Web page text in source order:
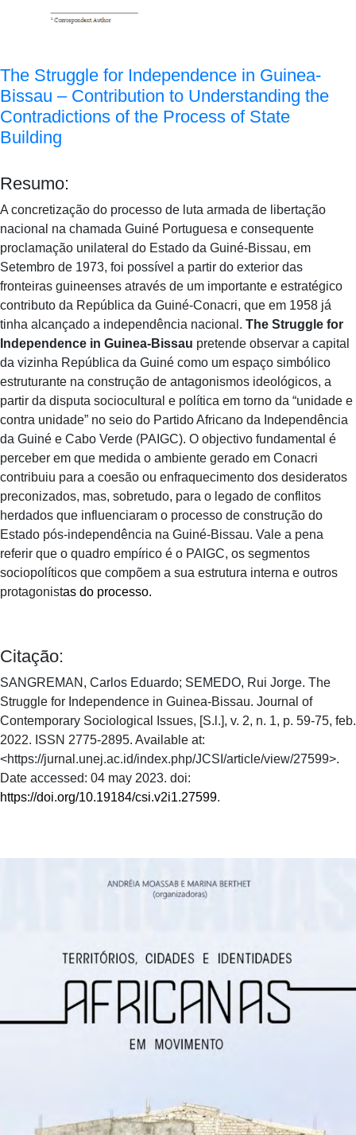
The Struggle for Independence in Guinea-
Bissau – Contribution to Understanding the
Contradictions of the Process of State
Building
Resumo:
A concretização do processo de luta armada de libertação
nacional na chamada Guiné Portuguesa e consequente
proclamação unilateral do Estado da Guiné-Bissau, em
Setembro de 1973, foi possível a partir do exterior das
fronteiras guineenses através de um importante e estratégico
contributo da República da Guiné-Conacri, que em 1958 já
tinha alcançado a independência nacional. The Struggle for
Independence in Guinea-Bissau pretende observar a capital
da vizinha República da Guiné como um espaço simbólico
estruturante na construção de antagonismos ideológicos, a
partir da disputa sociocultural e política em torno da “unidade e
contra unidade” no seio do Partido Africano da Independência
da Guiné e Cabo Verde (PAIGC). O objectivo fundamental é
perceber em que medida o ambiente gerado em Conacri
contribuiu para a coesão ou enfraquecimento dos desideratos
preconizados, mas, sobretudo, para o legado de conflitos
herdados que influenciaram o processo de construção do
Estado pós-independência na Guiné-Bissau. Vale a pena
referir que o quadro empírico é o PAIGC, os segmentos
sociopolíticos que compõem a sua estrutura interna e outros
protagonistas do processo.
Citação:
SANGREMAN, Carlos Eduardo; SEMEDO, Rui Jorge. The
Struggle for Independence in Guinea-Bissau. Journal of
Contemporary Sociological Issues, [S.l.], v. 2, n. 1, p. 59-75, feb.
2022. ISSN 2775-2895. Available at:
<https://jurnal.unej.ac.id/index.php/JCSI/article/view/27599>.
Date accessed: 04 may 2023. doi:
https://doi.org/10.19184/csi.v2i1.27599.